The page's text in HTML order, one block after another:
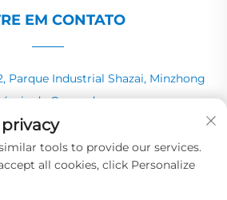
EM CONTATO
Parque Industrial Shazai, Minzhong
de Guangdong
+86-13726040081
[email protected]
tools to provide our services.
all cookies, click Personalize